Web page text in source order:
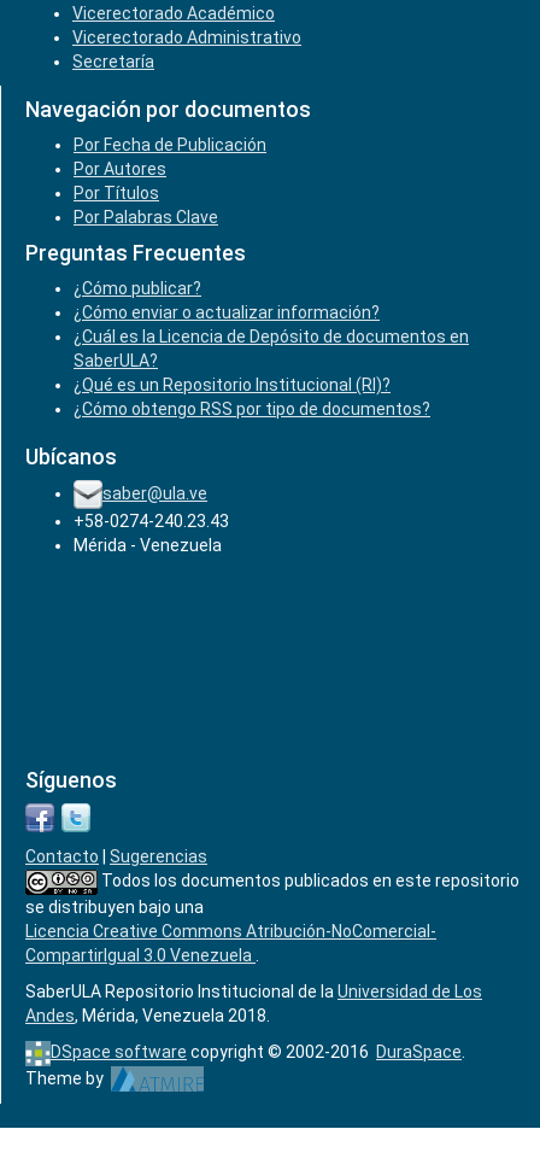
Vicerectorado Académico
Vicerectorado Administrativo
Secretaría
Navegación por documentos
Por Fecha de Publicación
Por Autores
Por Títulos
Por Palabras Clave
Preguntas Frecuentes
¿Cómo publicar?
¿Cómo enviar o actualizar información?
¿Cuál es la Licencia de Depósito de documentos en
SaberULA?
¿Qué es un Repositorio Institucional (RI)?
¿Cómo obtengo RSS por tipo de documentos?
Ubícanos
saber@ula.ve
+58-0274-240.23.43
Mérida - Venezuela
Síguenos
Contacto
Sugerencias
Todos los documentos publicados en este repositorio
se distribuyen bajo una
Licencia Creative Commons Atribución-NoComercial-
CompartirIgual 3.0 Venezuela
SaberULA Repositorio Institucional de la Universidad de Los
Andes, Mérida, Venezuela 2018.
DSpace software copyright © 2002-2016 DuraSpace
Theme by